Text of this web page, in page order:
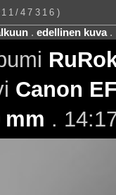
47316)
. edellinen kuva.
Canon
mm .